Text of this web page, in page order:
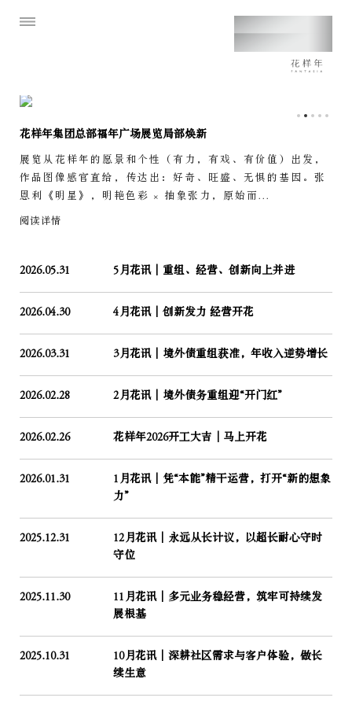
花样年集团总部福年广场展览局部焕新
展览从花样年的愿景和个性（有力，有戏、有价值）出发，
作品图像感官直给，传达出：好奇、旺盛、无惧的基因。张
恩利《明星》，明艳色彩 × 抽象张力，原始而...
阅读详情
2026.05.31 5月花讯｜重组、经营、创新向上并进
2026.04.30 4月花讯｜创新发力 经营开花
2026.03.31 3月花讯｜境外债重组获准，年收入逆势增长
2026.02.28 2月花讯｜境外债务重组迎“开门红”
2026.02.26 花样年2026开工大吉│马上开花
2026.01.31
1月花讯｜凭“本能”精干运营，打开“新的想象
力”
2025.12.31
12月花讯｜永远从长计议，以超长耐心守时
守位
2025.11.30
11月花讯｜多元业务稳经营，筑牢可持续发
展根基
2025.10.31
10月花讯｜深耕社区需求与客户体验，做长
续生意